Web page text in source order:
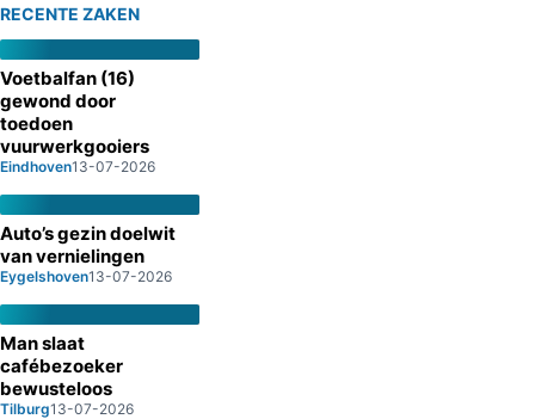
RECENTE ZAKEN
Voetbalfan (16)
gewond door
toedoen
vuurwerkgooiers
Eindhoven13-07-2026
Auto’s gezin doelwit
van vernielingen
Eygelshoven13-07-2026
Man slaat
cafébezoeker
bewusteloos
Tilburg13-07-2026